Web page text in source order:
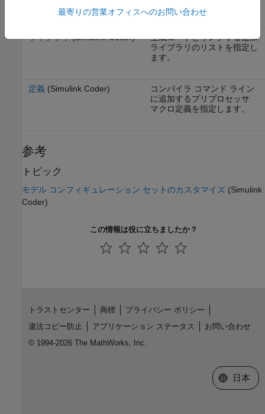
イルのリストを指定します。
ライブラリ(Simulink Coder)
生成コードとリンクする追加
ライブラリのリストを指定し
ます。
定義 (Simulink Coder)
コンパイラ コマンド ライン
に追加するプリプロセッサ
マクロ定義を指定します。
参考
トピック
モデル コンフィギュレーション セットのカスタマイズ (Simulink
Coder)
この情報は役に立ちましたか？
最寄りの営業オフィスへのお問い合わせ
トラストセンター 商標
プライバシー ポリシー
違法コピー防止
アプリケーション ステータス
お問い合わせ
© 1994-2026 The MathWorks, Inc.
Web サイ
日本